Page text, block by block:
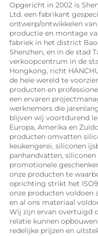
Opgericht in 2002 is
Ltd. een fabrikant
ontwerp/ontwikkelen
productie en montage
fabriek in het district
Shenzhen, en in de stad
verkoopcentrum in de
Hongkong, richt
de hele wereld te
producten en
een ervaren
werknemers die
blijven wij voortdurend
Europa, Amerika en
producten omvatten
keukengerei, siliconen
panhandvatten,
promotionele
onze producten te
oprichting strikt het
onze producten voldoen
en al ons materiaal
Wij zijn ervan overtuigd
relatie kunnen
redelijke prijzen en